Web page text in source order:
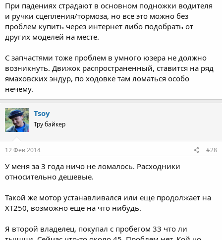
При падениях страдают в основном подножки водителя
и ручки сцепления/тормоза, но все это можно без
проблем купить через интернет либо подобрать от
других моделей на месте.
С запчастями тоже проблем в умного юзера не должно
возникнуть. Движок распространенный, ставится на ряд
ямаховских эндур, по ходовке там ломаться особо
нечему.
Tsoy
Тру байкер
12 Фев 2014 #28
У меня за 3 года ничо не ломалось. Расходники
относительно дешевые.
Такой же мотор устанавливался или еще продолжает на
ХТ250, возможно еще на что нибудь.
Я второй владелец, покупал с пробегом 33 что ли